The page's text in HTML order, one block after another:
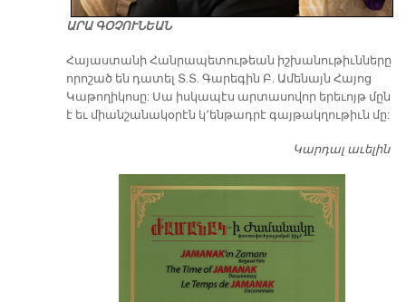
ԱՐԱ ԳՕՉՈՒՆԵԱՆ
​Հայաստանի Հանրապետութեան իշխանութիւնները
որոշած են դատել Տ.Տ. Գարեգին Բ. Ամենայն Հայոց
Կաթողիկոսը: Սա իսկապէս արտասովոր երեւոյթ մըն
է եւ միանշանակօրէն կ՚ենթադրէ գայթակղութիւն մը:
Կարդալ աւելին